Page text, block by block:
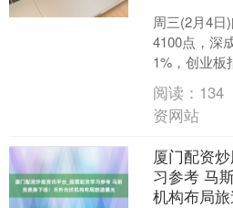
周三(2月4日
4100点，深
1%，创业板
股资讯平台
交额2.48万
阅读： 134
资网站
厦门配资
习参考 马
机构布局